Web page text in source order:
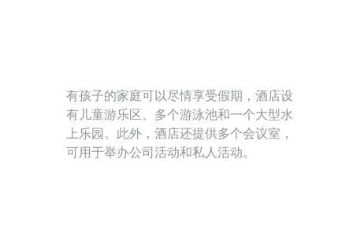
有孩子的家庭可以尽情享受假期，酒店设
有儿童游乐区、多个游泳池和一个大型水
上乐园。此外，酒店还提供多个会议室，
可用于举办公司活动和私人活动。